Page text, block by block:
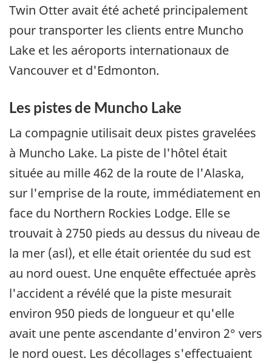
Twin Otter avait été acheté principalement
pour transporter les clients entre Muncho
Lake et les aéroports internationaux de
Vancouver et d'Edmonton.
Les pistes de Muncho Lake
La compagnie utilisait deux pistes gravelées
à Muncho Lake. La piste de l'hôtel était
située au mille 462 de la route de l'Alaska,
sur l'emprise de la route, immédiatement en
face du Northern Rockies Lodge. Elle se
trouvait à 2750 pieds au dessus du niveau de
la mer (asl), et elle était orientée du sud est
au nord ouest. Une enquête effectuée après
l'accident a révélé que la piste mesurait
environ 950 pieds de longueur et qu'elle
avait une pente ascendante d'environ 2° vers
le nord ouest. Les décollages s'effectuaient